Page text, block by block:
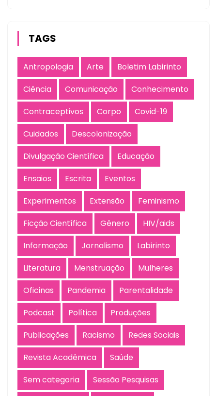
TAGS
Antropologia Arte
Boletim Labirinto
Ciência
Comunicação
Conhecimento
Contraceptivos
Corpo
Covid-19
Cuidados
Descolonização
Divulgação Científica
Educação
Ensaios
Escrita
Eventos
Experimentos
Extensão
Feminismo
Ficção Científica
Gênero
HIV/aids
Informação
Jornalismo
Labirinto
Literatura
Menstruação
Mulheres
Oficinas
Pandemia
Parentalidade
Podcast
Política
Produções
Publicações
Racismo
Redes Sociais
Revista Acadêmica
Saúde
Sem categoria
Sessão Pesquisas